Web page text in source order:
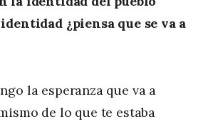
¿piensa que se va a
la esperanza que va a
de lo que te estaba